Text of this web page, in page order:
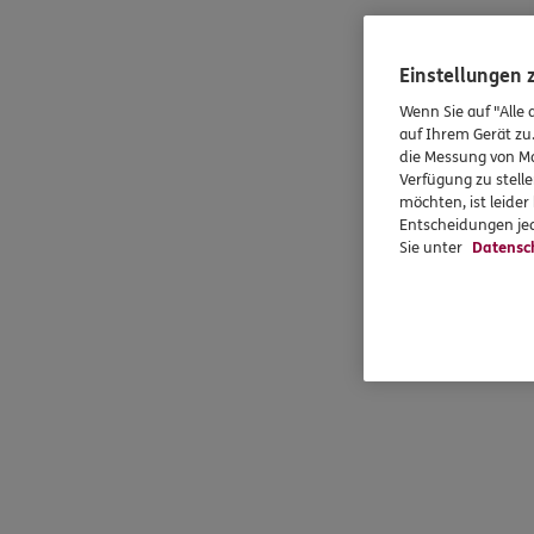
Einstellungen
Wenn Sie auf "Alle
auf Ihrem Gerät
die Messung von
Verfügung zu
möchten, ist leider
Entscheidungen
Sie unter